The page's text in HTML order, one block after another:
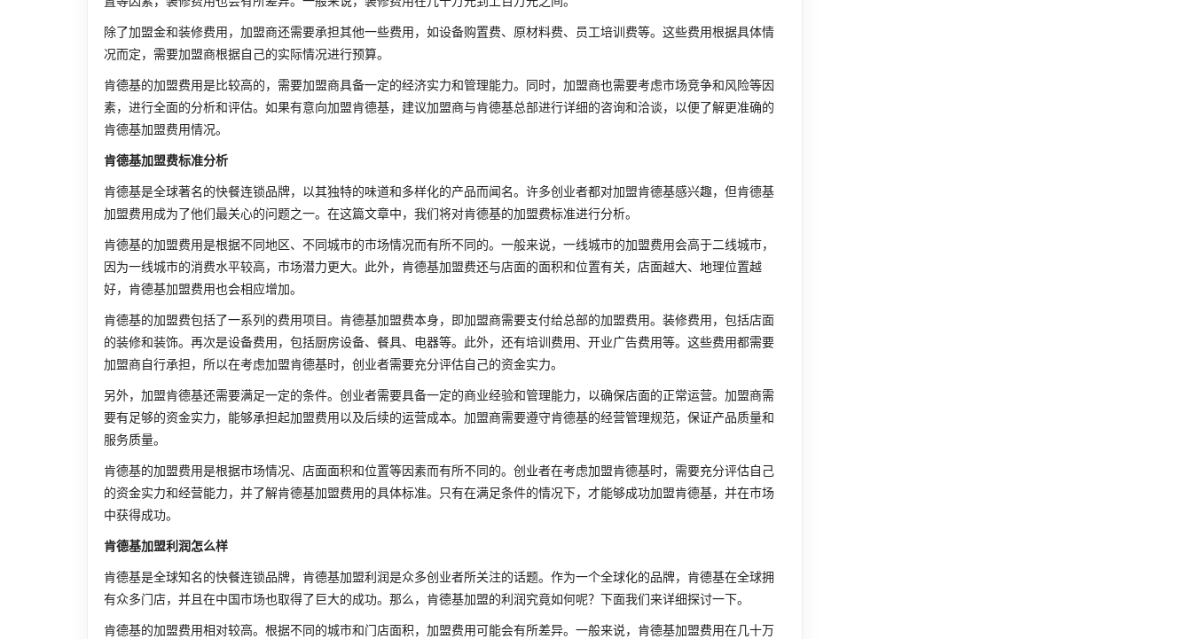
除了加盟金和装修费用，加盟商还需要承担其他一些费用，如设备购置费、原材料费、员工培训费等。这些费用根据具体情
况而定，需要加盟商根据自己的实际情况进行预算。
肯德基的加盟费用是比较高的，需要加盟商具备一定的经济实力和管理能力。同时，加盟商也需要考虑市场竞争和风险等因
素，进行全面的分析和评估。如果有意向加盟肯德基，建议加盟商与肯德基总部进行详细的咨询和洽谈，以便了解更准确的
肯德基加盟费用情况。
肯德基加盟费标准分析
肯德基是全球著名的快餐连锁品牌，以其独特的味道和多样化的产品而闻名。许多创业者都对加盟肯德基感兴趣，但肯德基
加盟费用成为了他们最关心的问题之一。在这篇文章中，我们将对肯德基的加盟费标准进行分析。
肯德基的加盟费用是根据不同地区、不同城市的市场情况而有所不同的。一般来说，一线城市的加盟费用会高于二线城市，
因为一线城市的消费水平较高，市场潜力更大。此外，肯德基加盟费还与店面的面积和位置有关，店面越大、地理位置越
好，肯德基加盟费用也会相应增加。
肯德基的加盟费包括了一系列的费用项目。肯德基加盟费本身，即加盟商需要支付给总部的加盟费用。装修费用，包括店面
的装修和装饰。再次是设备费用，包括厨房设备、餐具、电器等。此外，还有培训费用、开业广告费用等。这些费用都需要
加盟商自行承担，所以在考虑加盟肯德基时，创业者需要充分评估自己的资金实力。
另外，加盟肯德基还需要满足一定的条件。创业者需要具备一定的商业经验和管理能力，以确保店面的正常运营。加盟商需
要有足够的资金实力，能够承担起加盟费用以及后续的运营成本。加盟商需要遵守肯德基的经营管理规范，保证产品质量和
服务质量。
肯德基的加盟费用是根据市场情况、店面面积和位置等因素而有所不同的。创业者在考虑加盟肯德基时，需要充分评估自己
的资金实力和经营能力，并了解肯德基加盟费用的具体标准。只有在满足条件的情况下，才能够成功加盟肯德基，并在市场
中获得成功。
肯德基加盟利润怎么样
肯德基是全球知名的快餐连锁品牌，肯德基加盟利润是众多创业者所关注的话题。作为一个全球化的品牌，肯德基在全球拥
有众多门店，并且在中国市场也取得了巨大的成功。那么，肯德基加盟的利润究竟如何呢？下面我们来详细探讨一下。
肯德基的加盟费用相对较高。根据不同的城市和门店面积，加盟费用可能会有所差异。一般来说，肯德基加盟费用在几十万